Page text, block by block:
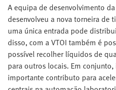
A equipa de desenvolvimento
desenvolveu a nova torneira de
uma única entrada pode
disso, com a VTOI também é
possível recolher líquidos de
para outros locais. Em
importante contributo para